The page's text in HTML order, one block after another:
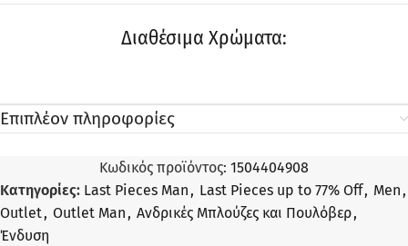
Διαθέσιμα Χρώματα:
Επιπλέον πληροφορίες
Κωδικός προϊόντος: 1504404908
Κατηγορίες: Last Pieces Man, Last Pieces up to 77% Off, Men,
Outlet, Outlet Man, Ανδρικές Μπλούζες και Πουλόβερ,
Ένδυση